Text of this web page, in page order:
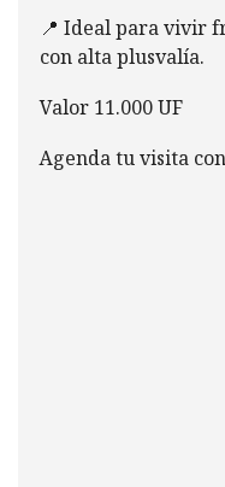
📍 Ideal para vivir
con alta plusvalía.
Valor 11.000 UF
Agenda tu visita